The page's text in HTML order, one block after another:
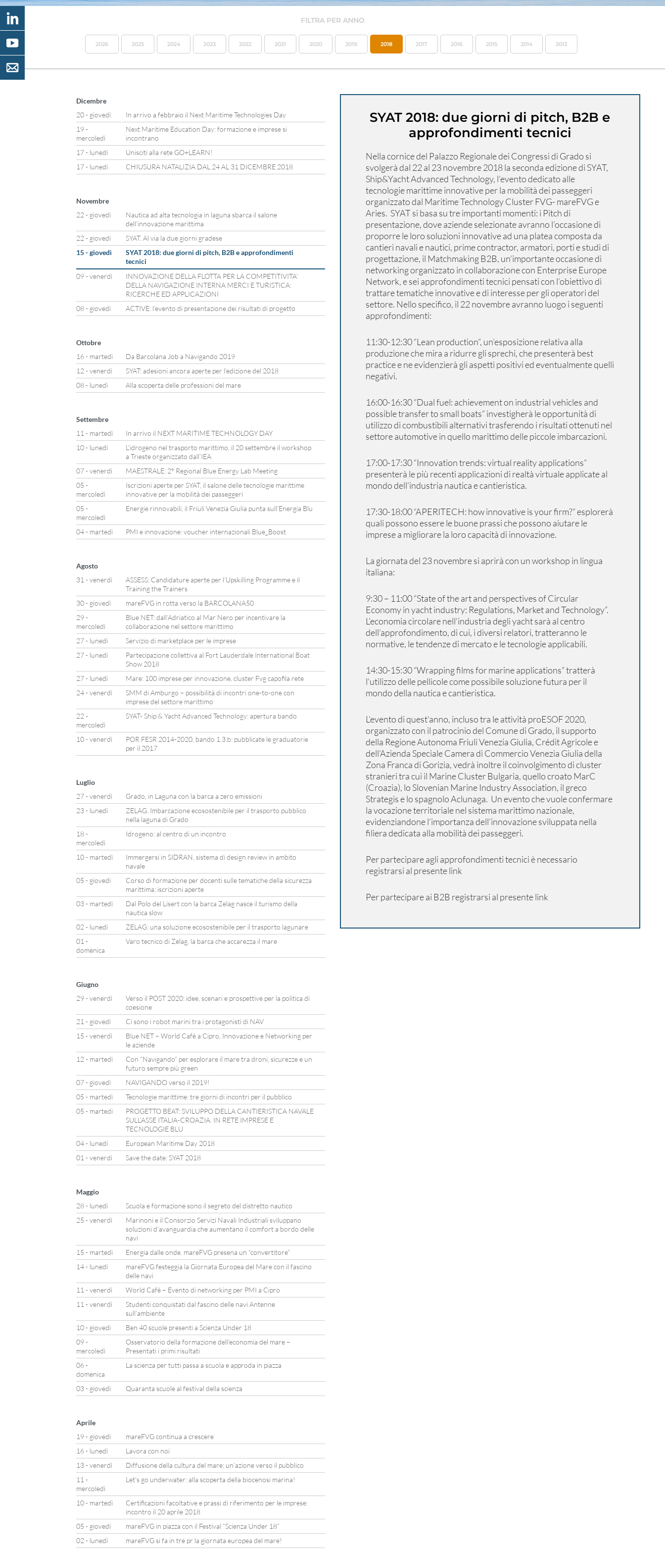
FILTRA PER ANNO
2026 2025 2024 2023 2022 2021 2020 2019 2018 2017 2016 2015 2014 2013
Dicembre
20 - giovedì
In arrivo a febbraio il Next Maritime Technologies Day
19 -
mercoledì
Next Maritime Education Day: formazione e imprese si
incontrano
17 - lunedì
Unisciti alla rete GO+LEARN!
17 - lunedì
CHIUSURA NATALIZIA DAL 24 AL 31 DICEMBRE 2018
Novembre
22 - giovedì
Nautica ad alta tecnologia in laguna sbarca il salone
dell’innovazione marittima
22 - giovedì
SYAT. Al via la due giorni gradese
15 - giovedì
SYAT 2018: due giorni di pitch, B2B e approfondimenti
tecnici
09 - venerdì
INNOVAZIONE DELLA FLOTTA PER LA COMPETITIVITA’
DELLA NAVIGAZIONE INTERNA MERCI E TURISTICA:
RICERCHE ED APPLICAZIONI
08 - giovedì
ACTIVE: l’evento di presentazione dei risultati di progetto
Ottobre
16 - martedì
Da Barcolana Job a Navigando 2019
12 - venerdì
SYAT: adesioni ancora aperte per l’edizione del 2018
08 - lunedì
Alla scoperta delle professioni del mare
Settembre
11 - martedì
In arrivo il NEXT MARITIME TECHNOLOGY DAY
10 - lunedì
L’idrogeno nel trasporto marittimo, il 20 settembre il workshop
a Trieste organizzato dall’IEA
07 - venerdì
MAESTRALE: 2° Regional Blue Energy Lab Meeting
05 -
mercoledì
Iscrizioni aperte per SYAT, il salone delle tecnologie marittime
innovative per la mobilità dei passeggeri
05 -
mercoledì
Energie rinnovabili, il Friuli Venezia Giulia punta sull’Energia Blu
04 - martedì PMI e innovazione: voucher internazionali Blue_Boost
Agosto
31 - venerdì
ASSESS: Candidature aperte per l’Upskilling Programme e il
Training the Trainers
30 - giovedì
mareFVG in rotta verso la BARCOLANA50
29 -
mercoledì
Blue NET: dall’Adriatico al Mar Nero per incentivare la
collaborazione nel settore marittimo
27 - lunedì
Servizio di marketplace per le imprese
27 - lunedì
Partecipazione collettiva al Fort Lauderdale International Boat
Show 2018
27 - lunedì
Mare: 100 imprese per innovazione, cluster Fvg capofila rete
24 - venerdì
SMM di Amburgo – possibilità di incontri one-to-one con
imprese del settore marittimo
22 -
mercoledì
SYAT- Ship & Yacht Advanced Technology: apertura bando
10 - venerdì
POR FESR 2014-2020, bando 1.3.b: pubblicate le graduatorie
per il 2017
Luglio
27 - venerdì
Grado, in Laguna con la barca a zero emissioni
23 - lunedì
ZELAG. Imbarcazione ecosostenibile per il trasporto pubblico
nella laguna di Grado
18 -
mercoledì
Idrogeno: al centro di un incontro
10 - martedì
Immergersi in SIDRAN, sistema di design review in ambito
navale
05 - giovedì
Corso di formazione per docenti sulle tematiche della sicurezza
marittima: iscrizioni aperte
03 - martedì
Dal Polo del Lisert con la barca Zelag nasce il turismo della
nautica slow
02 - lunedì
ZELAG: una soluzione ecosostenibile per il trasporto lagunare
01 -
domenica
Varo tecnico di Zelag, la barca che accarezza il mare
Giugno
29 - venerdì
Verso il POST 2020: idee, scenari e prospettive per la politica di
coesione
21 - giovedì
Ci sono i robot marini tra i protagonisti di NAV
15 - venerdì
Blue NET – World Cafè a Cipro, Innovazione e Networking per
le aziende
12 - martedì
Con “Navigando” per esplorare il mare tra droni, sicurezze e un
futuro sempre più green
07 - giovedì
NAVIGANDO verso il 2019!
05 - martedì
Tecnologie marittime: tre giorni di incontri per il pubblico
05 - martedì
PROGETTO BEAT: SVILUPPO DELLA CANTIERISTICA NAVALE
SULL’ASSE ITALIA-CROAZIA. IN RETE IMPRESE E
TECNOLOGIE BLU
04 - lunedì
European Maritime Day 2018
01 - venerdì
Save the date: SYAT 2018
Maggio
28 - lunedì
Scuola e formazione sono il segreto del distretto nautico
25 - venerdì
Marinoni e il Consorzio Servizi Navali Industriali sviluppano
soluzioni d’avanguardia che aumentano il comfort a bordo delle
navi
15 - martedì
Energia dalle onde. mareFVG presena un “convertitore”
14 - lunedì
mareFVG festeggia la Giornata Europea del Mare con il fascino
delle navi
11 - venerdì
World Cafè – Evento di networking per PMI a Cipro
11 - venerdì
Studenti conquistati dal fascino delle navi Antenne
sull’ambiente
10 - giovedì
Ben 40 scuole presenti a Scienza Under 18
09 -
mercoledì
Osservatorio della formazione dell’economia del mare –
Presentati i primi risultati
06 -
domenica
La scienza per tutti passa a scuola e approda in piazza
03 - giovedì Quaranta scuole al festival della scienza
Aprile
19 - giovedì
mareFVG continua a crescere
16 - lunedì
Lavora con noi
13 - venerdì
Diffusione della cultura del mare: un’azione verso il pubblico
11 -
mercoledì
Let’s go underwater: alla scoperta della biocenosi marina!
10 - martedì
Certificazioni facoltative e prassi di riferimento per le imprese:
incontro il 20 aprile 2018
05 - giovedì
mareFVG in piazza con il Festival “Scienza Under 18”
02 - lunedì
mareFVG si fa in tre pr la giornata europea del mare!
SYAT 2018: due giorni di pitch, B2B e
approfondimenti tecnici
Nella cornice del Palazzo Regionale dei Congressi di Grado si
svolgerà dal 22 al 23 novembre 2018 la seconda edizione di SYAT,
Ship&Yacht Advanced Technology, l’evento dedicato alle
tecnologie marittime innovative per la mobilità dei passeggeri
organizzato dal Maritime Technology Cluster FVG- mareFVG e
Aries. SYAT si basa su tre importanti momenti: i Pitch di
presentazione, dove aziende selezionate avranno l’occasione di
proporre le loro soluzioni innovative ad una platea composta da
cantieri navali e nautici, prime contractor, armatori, porti e studi di
progettazione, il Matchmaking B2B, un’importante occasione di
networking organizzato in collaborazione con Enterprise Europe
Network, e sei approfondimenti tecnici pensati con l’obiettivo di
trattare tematiche innovative e di interesse per gli operatori del
settore. Nello specifico, il 22 novembre avranno luogo i seguenti
approfondimenti:
11:30-12:30 “Lean production”, un’esposizione relativa alla
produzione che mira a ridurre gli sprechi, che presenterà best
practice e ne evidenzierà gli aspetti positivi ed eventualmente quelli
negativi.
16:00-16:30 “Dual fuel: achievement on industrial vehicles and
possible transfer to small boats” investigherà le opportunità di
utilizzo di combustibili alternativi trasferendo i risultati ottenuti nel
settore automotive in quello marittimo delle piccole imbarcazioni.
17:00-17:30 “Innovation trends: virtual reality applications”
presenterà le più recenti applicazioni di realtà virtuale applicate al
mondo dell’industria nautica e cantieristica.
17:30-18:00 “APERITECH: how innovative is your firm?” esplorerà
quali possono essere le buone prassi che possono aiutare le
imprese a migliorare la loro capacità di innovazione.
La giornata del 23 novembre si aprirà con un workshop in lingua
italiana:
9:30 – 11:00“State of the art and perspectives of Circular
Economy in yacht industry: Regulations, Market and Technology”.
L’economia circolare nell’industria degli yacht sarà al centro
dell’approfondimento, di cui, i diversi relatori, tratteranno le
normative, le tendenze di mercato e le tecnologie applicabili.
14:30-15:30 “Wrapping films for marine applications” tratterà
l’utilizzo delle pellicole come possibile soluzione futura per il
mondo della nautica e cantieristica.
L’evento di quest’anno, incluso tra le attività proESOF 2020,
organizzato con il patrocinio del Comune di Grado, il supporto
della Regione Autonoma Friuli Venezia Giulia, Crédit Agricole e
dell’Azienda Speciale Camera di Commercio Venezia Giulia della
Zona Franca di Gorizia, vedrà inoltre il coinvolgimento di cluster
stranieri tra cui il Marine Cluster Bulgaria, quello croato MarC
(Croazia), lo Slovenian Marine Industry Association, il greco
Strategis e lo spagnolo Aclunaga. Un evento che vuole confermare
la vocazione territoriale nel sistema marittimo nazionale,
evidenziandone l’importanza dell’innovazione sviluppata nella
filiera dedicata alla mobilità dei passeggeri.
Per partecipare agli approfondimenti tecnici è necessario
registrarsi al presente link
Per partecipare ai B2B registrarsi al presente link